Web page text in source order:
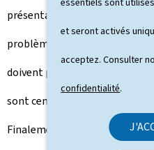
et seront activés
acceptez. Consulter
confidentialité.
présentant des symptômes
problèmes respiratoires) et
doivent pas se rendre chez le
sont censées appeler le 8002
Finalement, elles sont